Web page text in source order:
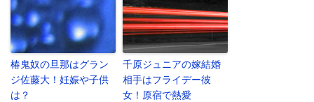
椿鬼奴の旦那はグラン
ジ佐藤大！妊娠や子供
は？
千原ジュニアの嫁結婚
相手はフライデー彼
女！原宿で熱愛